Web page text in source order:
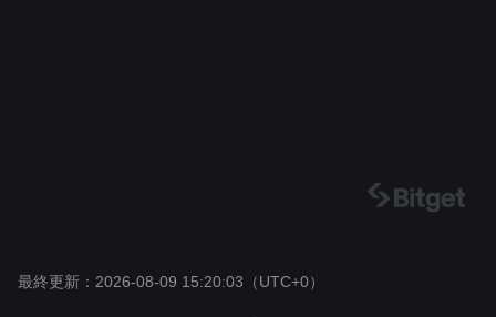
最終更新：2026-08-09 15:20:03 （UTC+0）